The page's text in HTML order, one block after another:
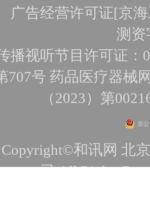
广告经营许可证[京
测资
播视听节目许可证：
707号 药品医疗器械
（2023）第
京
Copyright©和讯网 北
司 All Rights